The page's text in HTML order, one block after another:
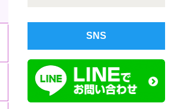
SNS